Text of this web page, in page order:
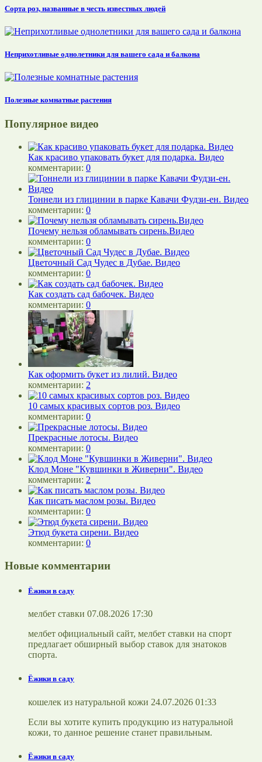
Сорта роз, названные в честь известных людей
Неприхотливые однолетники для вашего сада и балкона
Полезные комнатные растения
Популярное видео
Как красиво упаковать букет для подарка. Видео
комментарии: 0
Тоннели из глицинии в парке Кавачи Фудзи-ен. Видео
комментарии: 0
Почему нельзя обламывать сирень.Видео
комментарии: 0
Цветочный Сад Чудес в Дубае. Видео
комментарии: 0
Как создать сад бабочек. Видео
комментарии: 0
Как оформить букет из лилий. Видео
комментарии: 2
10 самых красивых сортов роз. Видео
комментарии: 0
Прекрасные лотосы. Видео
комментарии: 0
Клод Моне "Кувшинки в Живерни". Видео
комментарии: 2
Как писать маслом розы. Видео
комментарии: 0
Этюд букета сирени. Видео
комментарии: 0
Новые комментарии
Ёжики в саду
мелбет ставки 07.08.2026 17:30
мелбет официальный сайт, мелбет ставки на спорт
предлагает обширный выбор ставок для знатоков
спорта.
Ёжики в саду
кошелек из натуральной кожи 24.07.2026 01:33
Если вы хотите купить продукцию из натуральной
кожи, то данное решение станет правильным.
Ёжики в саду